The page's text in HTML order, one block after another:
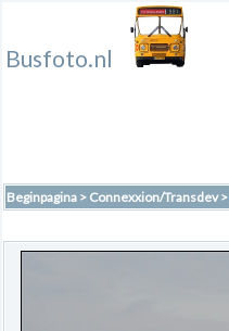
Busfoto.nl
Beginpagina > Connexxion/Transdev>